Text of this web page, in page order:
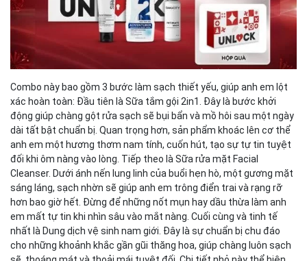
Combo này bao gồm 3 bước làm sạch thiết yếu, giúp anh em lột
xác hoàn toàn: Đầu tiên là Sữa tắm gội 2in1. Đây là bước khởi
động giúp chàng gột rửa sạch sẽ bụi bẩn và mồ hôi sau một ngày
dài tất bật chuẩn bị. Quan trọng hơn, sản phẩm khoác lên cơ thể
anh em một hương thơm nam tính, cuốn hút, tạo sự tự tin tuyệt
đối khi ôm nàng vào lòng. Tiếp theo là Sữa rửa mặt Facial
Cleanser. Dưới ánh nến lung linh của buổi hẹn hò, một gương mặt
sáng láng, sạch nhờn sẽ giúp anh em trông điển trai và rạng rỡ
hơn bao giờ hết. Đừng để những nốt mụn hay dầu thừa làm anh
em mất tự tin khi nhìn sâu vào mắt nàng. Cuối cùng và tinh tế
nhất là Dung dịch vệ sinh nam giới. Đây là sự chuẩn bị chu đáo
cho những khoảnh khắc gần gũi thăng hoa, giúp chàng luôn sạch